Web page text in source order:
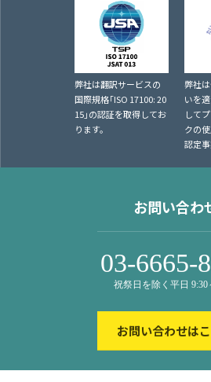
弊社は翻訳サービスの
国際規格｢ISO 17100: 20
15｣の認証を取得してお
ります。
弊社
いを
して
クの
認定事
お問い合わ
03-6665-
祝祭日を除く平日 9:30
お問い合わせは